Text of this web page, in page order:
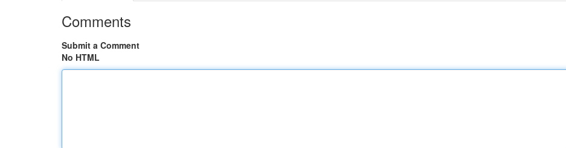
Comments
Submit a Comment
No HTML